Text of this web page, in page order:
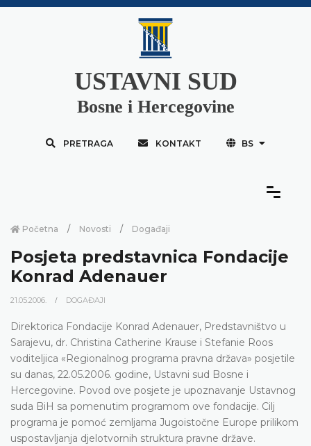
USTAVNI SUD
Bosne i Hercegovine
PRETRAGA KONTAKT BS
Početna Novosti Događaji
Posjeta predstavnica Fondacije
Konrad Adenauer
21.05.2006. DOGAĐAJI
Direktorica Fondacije Konrad Adenauer, Predstavništvo u
Sarajevu, dr. Christina Catherine Krause i Stefanie Roos
voditeljica «Regionalnog programa pravna država» posjetile
su danas, 22.05.2006. godine, Ustavni sud Bosne i
Hercegovine. Povod ove posjete je upoznavanje Ustavnog
suda BiH sa pomenutim programom ove fondacije. Cilj
programa je pomoć zemljama Jugoistočne Europe prilikom
uspostavljanja djelotvornih struktura pravne države.